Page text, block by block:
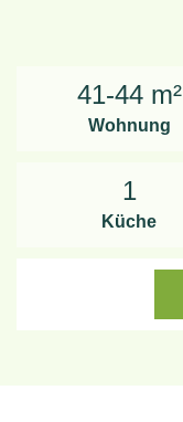
41-44 m²
Wohnung
1
Küche